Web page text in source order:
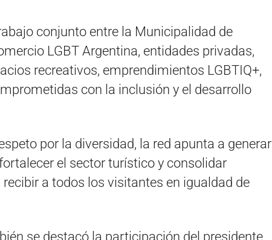
conjunto entre la Municipalidad de
LGBT Argentina, entidades privadas,
recreativos, emprendimientos LGBTIQ+,
con la inclusión y el desarrollo
por la diversidad, la red apunta a generar
el sector turístico y consolidar
a todos los visitantes en igualdad de
se destacó la participación del presidente